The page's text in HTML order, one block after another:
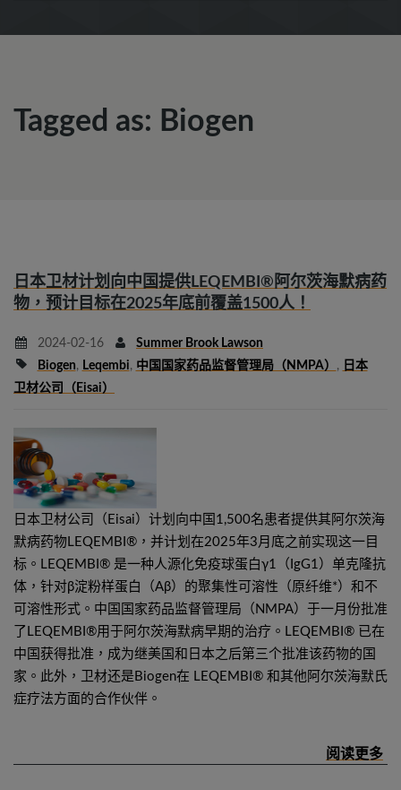
Tagged as: Biogen
日本卫材计划向中国提供LEQEMBI®阿尔茨海默病药
物，预计目标在2025年底前覆盖1500人！
2024-02-16
Summer Brook Lawson
Biogen, Leqembi, 中国国家药品监督管理局（NMPA） , 日本
卫材公司（Eisai）
日本卫材公司（Eisai）计划向中国1,500名患者提供其阿尔茨海
默病药物LEQEMBI®，并计划在2025年3月底之前实现这一目
标。LEQEMBI® 是一种人源化免疫球蛋白γ1（IgG1）单克隆抗
体，针对β淀粉样蛋白（Aβ）的聚集性可溶性（原纤维*）和不
可溶性形式。中国国家药品监督管理局（NMPA）于一月份批准
了LEQEMBI®用于阿尔茨海默病早期的治疗。LEQEMBI® 已在
中国获得批准，成为继美国和日本之后第三个批准该药物的国
家。此外，卫材还是Biogen在 LEQEMBI® 和其他阿尔茨海默氏
症疗法方面的合作伙伴。